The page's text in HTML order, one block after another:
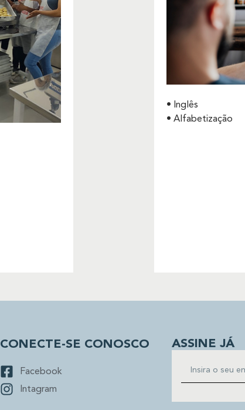
• Inglês
• Alfabetização
CONECTE-SE CONOSCO
Facebook
Intagram
ASSINE JÁ